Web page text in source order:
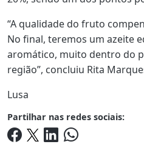
“A qualidade do fruto
No final, teremos um azeite
aromático, muito dentro do
região”, concluiu Rita
Lusa
Partilhar nas redes sociais: